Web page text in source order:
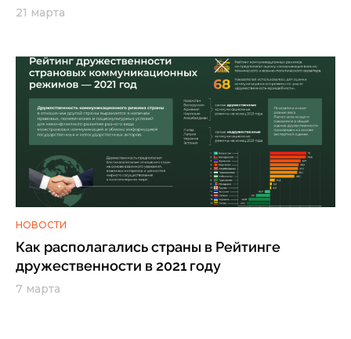
21 марта
НОВОСТИ
Как располагались страны в Рейтинге
дружественности в 2021 году
7 марта